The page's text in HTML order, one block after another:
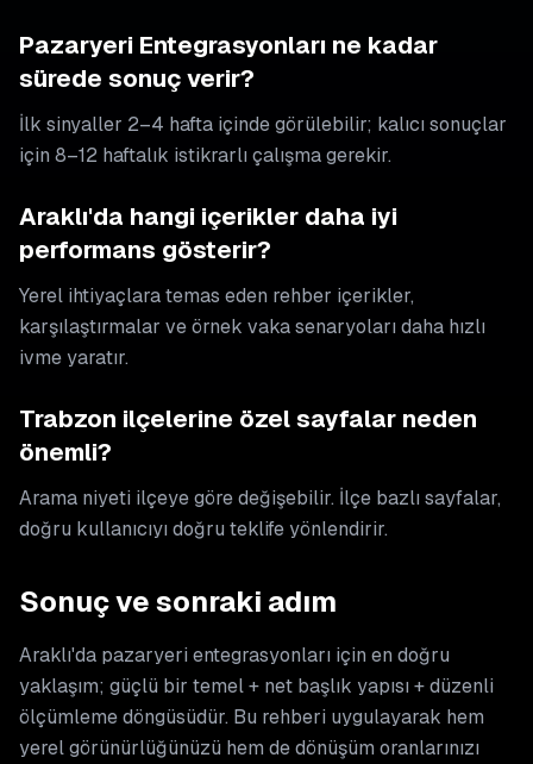
Pazaryeri Entegrasyonları ne kadar
sürede sonuç verir?
İlk sinyaller 2–4 hafta içinde görülebilir; kalıcı sonuçlar
için 8–12 haftalık istikrarlı çalışma gerekir.
Araklı'da hangi içerikler daha iyi
performans gösterir?
Yerel ihtiyaçlara temas eden rehber içerikler,
karşılaştırmalar ve örnek vaka senaryoları daha hızlı
ivme yaratır.
Trabzon ilçelerine özel sayfalar neden
önemli?
Arama niyeti ilçeye göre değişebilir. İlçe bazlı sayfalar,
doğru kullanıcıyı doğru teklife yönlendirir.
Sonuç ve sonraki adım
Araklı'da pazaryeri entegrasyonları için en doğru
yaklaşım; güçlü bir temel + net başlık yapısı + düzenli
ölçümleme döngüsüdür. Bu rehberi uygulayarak hem
yerel görünürlüğünüzü hem de dönüşüm oranlarınızı